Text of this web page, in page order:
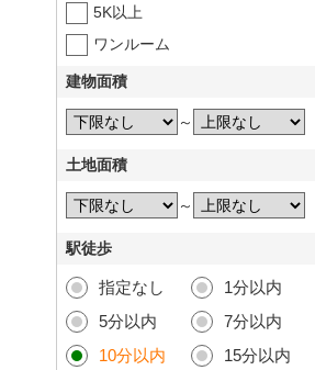
5K以上
ワンルーム
建物面積
～
土地面積
～
駅徒歩
指定なし
1分以内
5分以内
7分以内
10分以内
15分以内